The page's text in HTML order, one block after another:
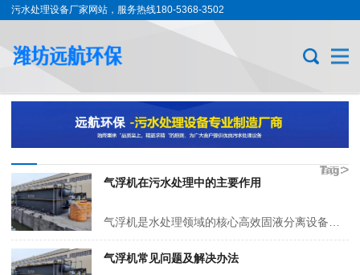
污水处理设备厂家网站，服务热线180-5368-3502
首页>
Tag:
机
气浮机在污水处理中的主要作用
气浮机常见问题及解决办法